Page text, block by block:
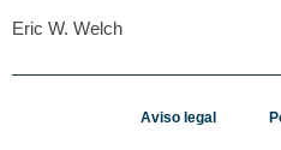
Eric W. Welch
Aviso legal